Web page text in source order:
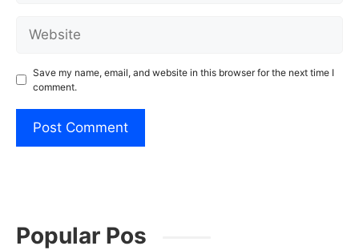
Save my name, email, and website in this browser for the next time I
comment.
Popular Pos